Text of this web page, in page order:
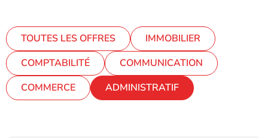
TOUTES LES OFFRES
IMMOBILIER
COMPTABILITÉ
COMMUNICATION
COMMERCE
ADMINISTRATIF